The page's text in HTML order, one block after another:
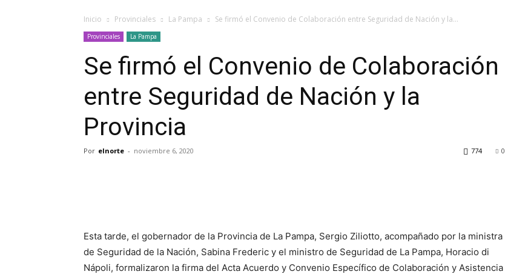
Inicio Provinciales La Pampa Se firmó el Convenio de Colaboración entre Seguridad de Nación y la...
Provinciales La Pampa
Se firmó el Convenio de Colaboración
entre Seguridad de Nación y la
Provincia
Por elnorte - noviembre 6, 2020 0
774
Esta tarde, el gobernador de la Provincia de La Pampa, Sergio Ziliotto, acompañado por la ministra
de Seguridad de la Nación, Sabina Frederic y el ministro de Seguridad de La Pampa, Horacio di
Nápoli, formalizaron la firma del Acta Acuerdo y Convenio Específico de Colaboración y Asistencia